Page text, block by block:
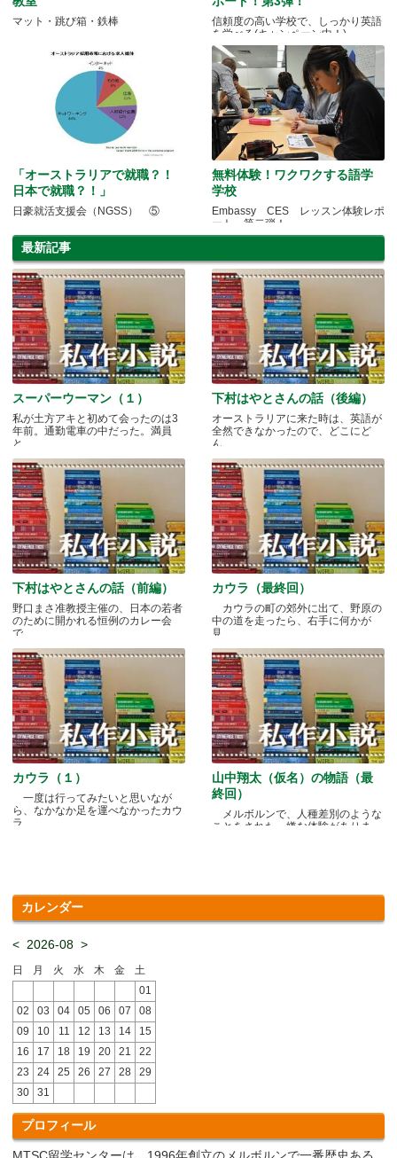
マット・跳び箱・鉄棒
信頼度の高い学校で、しっかり英語
を学べる(キャンペーン中！)
「オーストラリアで就職？！
日本で就職？！」
日豪就活支援会（NGSS） ⑤
無料体験！ワクワクする語学
学校
Embassy CES レッスン体験レポ
ート 第二弾！
最新記事
スーパーウーマン（１）
私が土方アキと初めて会ったのは3
年前。通勤電車の中だった。満員
と.....
下村はやとさんの話（後編）
オーストラリアに来た時は、英語が
全然できなかったので、どこにど
ん.....
下村はやとさんの話（前編）
野口まさ准教授主催の、日本の若者
のために開かれる恒例のカレー会
で.....
カウラ（最終回）
カウラの町の郊外に出て、野原の
中の道を走ったら、右手に何かが
見.....
カウラ（１）
一度は行ってみたいと思いなが
ら、なかなか足を運べなかったカウ
ラ.....
山中翔太（仮名）の物語（最
終回）
メルボルンで、人種差別のような
ことをされた、嫌な体験がありま
カレンダー
< 2026-08 >
日 月 火 水 木 金
土
01
02
03 04 05 06 07
08
09
10 11 12 13 14
15
16
17 18 19 20 21
22
23
24 25 26 27 28
29
30
31
プロフィール